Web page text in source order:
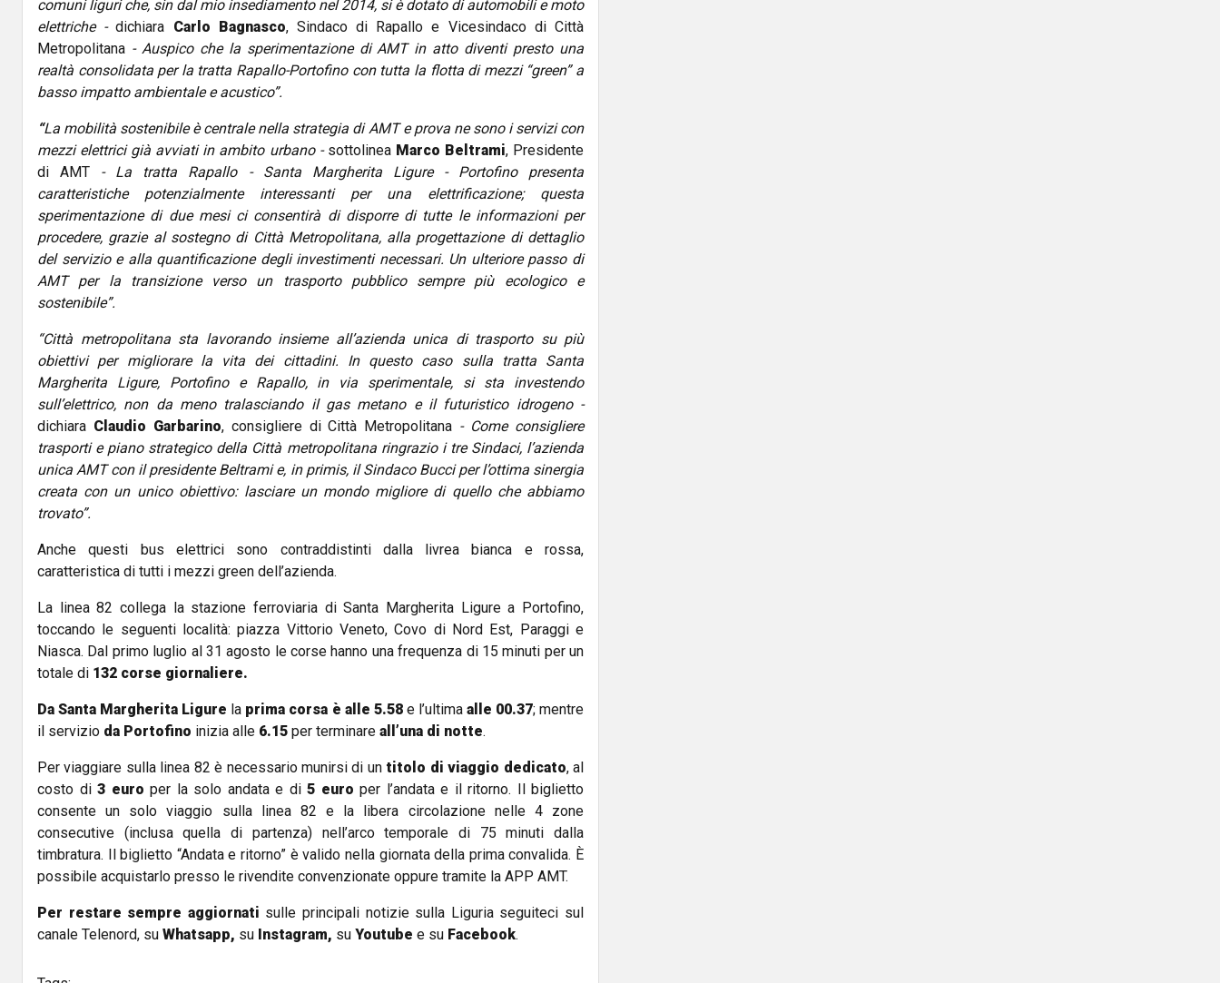
comuni liguri che, sin dal mio insediamento nel 2014, si è dotato di automobili e moto
elettriche -dichiara Carlo Bagnasco, Sindaco di Rapallo e Vicesindaco di Città
Metropolitana - Auspico che la sperimentazione di AMT in atto diventi presto una
realtà consolidata per la tratta Rapallo-Portofino con tutta la flotta di mezzi “green” a
basso impatto ambientale e acustico”.
“La mobilità sostenibile è centrale nella strategia di AMT e prova ne sono i servizi con
mezzi elettrici già avviati in ambito urbano -sottolinea Marco Beltrami, Presidente
di AMT - La tratta Rapallo - Santa Margherita Ligure - Portofino presenta
caratteristiche potenzialmente interessanti per una elettrificazione; questa
sperimentazione di due mesi ci consentirà di disporre di tutte le informazioni per
procedere, grazie al sostegno di Città Metropolitana, alla progettazione di dettaglio
del servizio e alla quantificazione degli investimenti necessari. Un ulteriore passo di
AMT per la transizione verso un trasporto pubblico sempre più ecologico e
sostenibile”.
“Città metropolitana sta lavorando insieme all’azienda unica di trasporto su più
obiettivi per migliorare la vita dei cittadini. In questo caso sulla tratta Santa
Margherita Ligure, Portofino e Rapallo, in via sperimentale, si sta investendo
sull’elettrico, non da meno tralasciando il gas metano e il futuristico idrogeno -
dichiara Claudio Garbarino, consigliere di Città Metropolitana - Come consigliere
trasporti e piano strategico della Città metropolitana ringrazio i tre Sindaci, l’azienda
unica AMT con il presidente Beltrami e, in primis, il Sindaco Bucci per l’ottima sinergia
creata con un unico obiettivo: lasciare un mondo migliore di quello che abbiamo
trovato”.
Anche questi bus elettrici sono contraddistinti dalla livrea bianca e rossa,
caratteristica di tutti i mezzi green dell’azienda.
La linea 82 collega la stazione ferroviaria di Santa Margherita Ligure a Portofino,
toccando le seguenti località: piazza Vittorio Veneto, Covo di Nord Est, Paraggi e
Niasca. Dal primo luglio al 31 agosto le corse hanno una frequenza di 15 minuti per un
totale di 132 corse giornaliere.
Da Santa Margherita Ligure la prima corsa è alle 5.58e l’ultima alle 00.37; mentre
il servizio da Portofino inizia alle 6.15 per terminare all’una di notte.
Per viaggiare sulla linea 82 è necessario munirsi di un titolo di viaggio dedicato, al
costo di 3 euro per la solo andata e di 5 euro per l’andata e il ritorno. Il biglietto
consente un solo viaggio sulla linea 82 e la libera circolazione nelle 4 zone
consecutive (inclusa quella di partenza) nell’arco temporale di 75 minuti dalla
timbratura. Il biglietto “Andata e ritorno” è valido nella giornata della prima convalida. È
possibile acquistarlo presso le rivendite convenzionate oppure tramite la APP AMT.
Per restare sempre aggiornati sulle principali notizie sulla Liguria seguiteci sul
canale Telenord, su Whatsapp, su Instagram, su Youtube e su Facebook.